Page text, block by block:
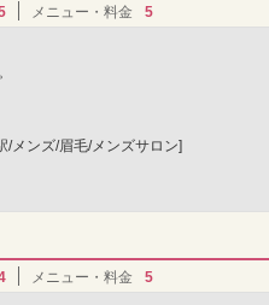
メニュー・料金 5
メンズ/眉毛/メンズサロン]
メニュー・料金 5